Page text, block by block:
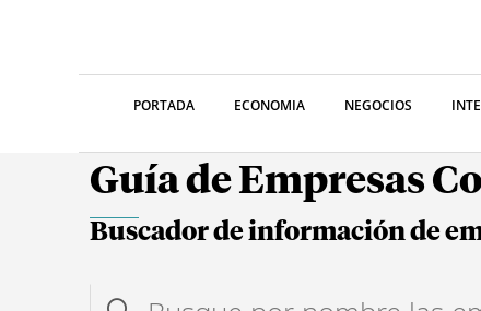
PORTADA ECONOMIA NEGOCIOS
Guía de Empresas
Buscador de información de